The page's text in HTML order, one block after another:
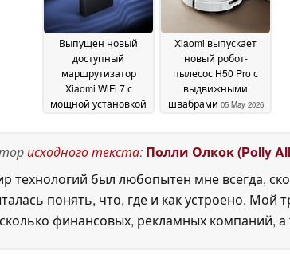
Выпущен новый
доступный
маршрутизатор
Xiaomi WiFi 7 с
мощной установкой
Xiaomi выпускает
новый робот-
пылесос H50 Pro с
выдвижными
швабрами 05 May 2026
исходного текста: Полли Олкок (Polly
технологий был любопытен мне всегда,
понять, что, где и как устроено. Мой
финансовых, рекламных компаний,